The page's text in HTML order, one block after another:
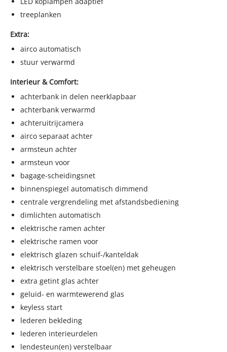
info@stadhuisautos.nl
Standaard openingstijden: (bezoek buiten openingstijden
welkom in overleg)
treeplanken
Extra:
airco automatisch
stuur verwarmd
Interieur & Comfort:
achterbank in delen neerklapbaar
achterbank verwarmd
achteruitrijcamera
airco separaat achter
armsteun achter
armsteun voor
bagage-scheidingsnet
binnenspiegel automatisch dimmend
centrale vergrendeling met afstandsbediening
dimlichten automatisch
elektrische ramen achter
elektrische ramen voor
elektrisch glazen schuif-/kanteldak
elektrisch verstelbare stoel(en) met geheugen
extra getint glas achter
geluid- en warmtewerend glas
keyless start
lederen bekleding
lederen interieurdelen
lendesteun(en) verstelbaar